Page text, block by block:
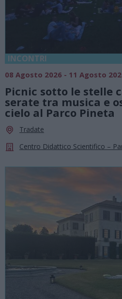
INCONTRI
08 Agosto 2026 - 11 Agosto
Picnic sotto le stelle
serate tra musica e
cielo al Parco Pineta
Tradate
Centro Didattico Scientifico –